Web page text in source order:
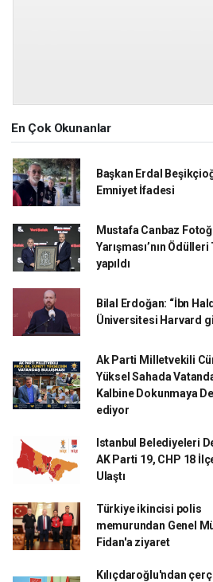
En Çok Okunanlar
Başkan Erdal
Emniyet İfadesi
Mustafa Canbaz
Yarışması’nın
yapıldı
Bilal Erdoğan: “İbn
Üniversitesi Harvard
Ak Parti Milletvekili
Yüksel Sahada
Kalbine Dokunmaya
ediyor
Istanbul Belediyeleri
AK Parti 19, CHP 18
Ulaştı
Türkiye ikincisi polis
memurundan Genel
Fidan'a ziyaret
Kılıçdaroğlu'ndan